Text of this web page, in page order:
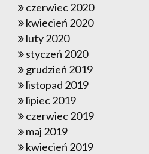
czerwiec 2020
kwiecień 2020
luty 2020
styczeń 2020
grudzień 2019
listopad 2019
lipiec 2019
czerwiec 2019
maj 2019
kwiecień 2019